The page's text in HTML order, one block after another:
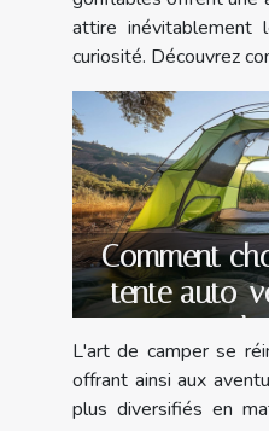
attire
curiosité. Découvrez
Comment
tente auto-
tente à
L'art de camper se
offrant ainsi aux
plus diversifiés en